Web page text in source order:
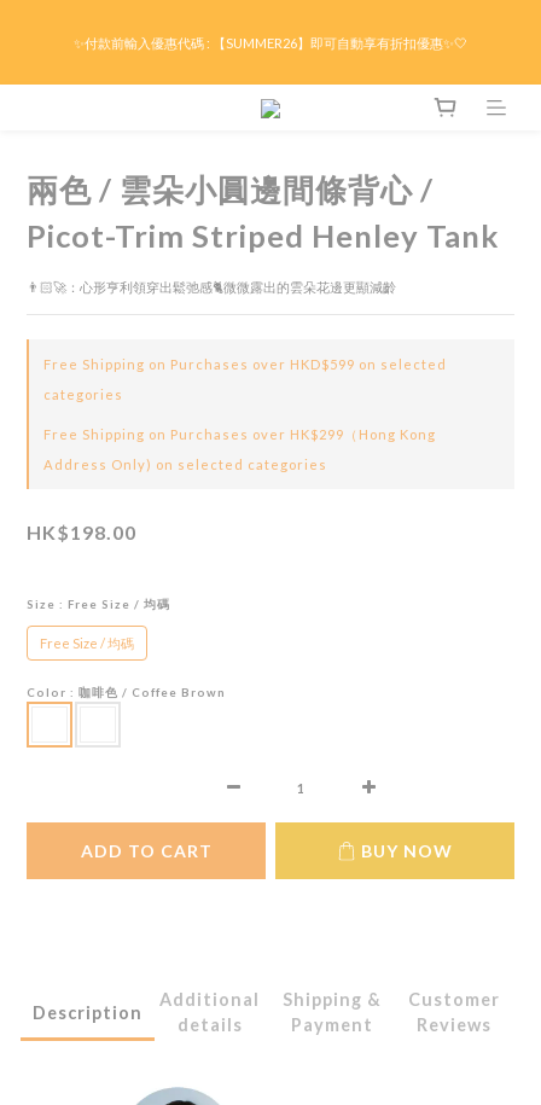
✨付款前輸入優惠代碼 : 【SUMMER26】即可自動享有折扣優惠✨🤍
限時折後滿HK$299京東免運 / 折後滿HK$599港澳順豐免運🚚每天3pm前下單現貨最
兩色 / 雲朵小圓邊間條背心 /
Picot-Trim Striped Henley Tank
👨🏻‍🚀：心形亨利領穿出鬆弛感🐈微微露出的雲朵花邊更顯減齡
Free Shipping on Purchases over HKD$599 on selected
categories
Free Shipping on Purchases over HK$299（Hong Kong
Address Only) on selected categories
HK$198.00
Size : Free Size / 均碼
Free Size / 均碼
Color : 咖啡色 / Coffee Brown
ADD TO CART BUY NOW
Description
Additional
details
Shipping &
Payment
Customer
Reviews